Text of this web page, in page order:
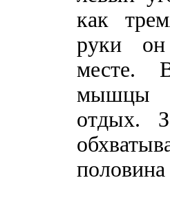
как
руки он
месте.
мышцы
отдых.